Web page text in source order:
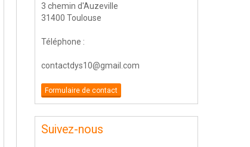
3 chemin d'Auzeville
31400 Toulouse
Téléphone :
contactdys10@gmail.com
Formulaire de contact
Suivez-nous